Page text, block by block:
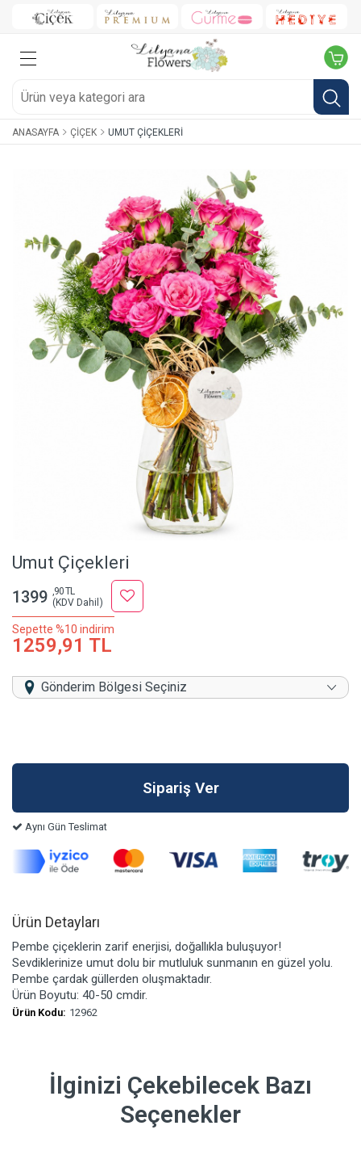
ANASAYFA ÇIÇEK UMUT ÇIÇEKLERI
Umut Çiçekleri
1399 ,90 TL
(KDV Dahil)
Sepette %10 indirim
1259,91 TL
Gönderim Bölgesi Seçiniz
Aynı Gün Teslimat
Ürün Detayları
Pembe çiçeklerin zarif enerjisi, doğallıkla buluşuyor!
Sevdiklerinize umut dolu bir mutluluk sunmanın en güzel yolu.
Pembe çardak güllerden oluşmaktadır.
Ürün Boyutu: 40-50 cmdir.
Ürün Kodu: 12962
İlginizi Çekebilecek Bazı
Seçenekler